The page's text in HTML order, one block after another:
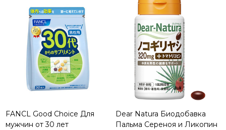
FANCL Good Choice Для
мужчин от 30 лет
Dear Natura Биодобавка
Пальма Сереноя и Ликопин